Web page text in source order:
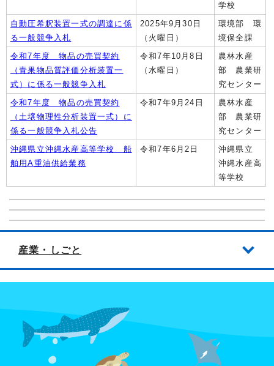
学校
自動圧希釈装置一式の調達に係
る一般競争入札
2025年9月30日
（火曜日）
環境部 環
境保全課
令和7年度 物品の売買契約
（青果物品質評価分析装置一
式）に係る一般競争入札
令和7年10月8日
（水曜日）
農林水産
部 農業研
究センター
令和7年度 物品の売買契約
（土壌物理性分析装置一式）に
係る一般競争入札公告
令和7年9月24日
農林水産
部 農業研
究センター
沖縄県立沖縄水産高等学校 船
舶用A重油供給業務
令和7年6月2日
沖縄県立
沖縄水産高
等学校
産業・しごと